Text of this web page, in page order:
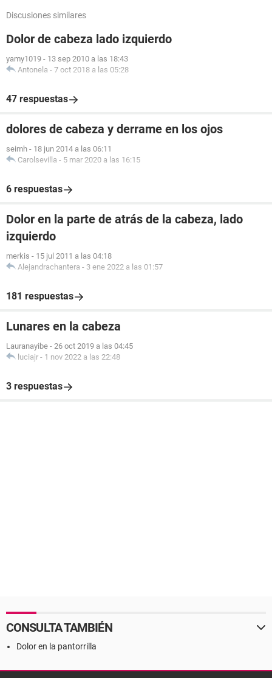
Discusiones similares
Dolor de cabeza lado izquierdo
yamy1019 - 13 sep 2010 a las 18:43
Antonela - 7 oct 2018 a las 05:28
47 respuestas
dolores de cabeza y derrame en los ojos
seimh - 18 jun 2014 a las 06:11
Carolsevilla - 5 mar 2020 a las 16:15
6 respuestas
Dolor en la parte de atrás de la cabeza, lado
izquierdo
merkis - 15 jul 2011 a las 04:18
Alejandrachantera - 3 ene 2022 a las 01:57
181 respuestas
Lunares en la cabeza
Lauranayibe - 26 oct 2019 a las 04:45
luciajr - 1 nov 2022 a las 22:48
3 respuestas
CONSULTA TAMBIÉN
Dolor en la pantorrilla